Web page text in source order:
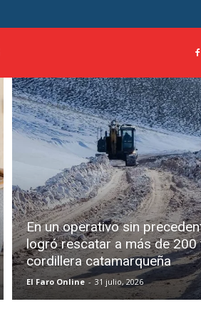
En un operativo sin
logró rescatar a más de 200
cordillera catamarqueña
El Faro Online - 31 julio, 2026